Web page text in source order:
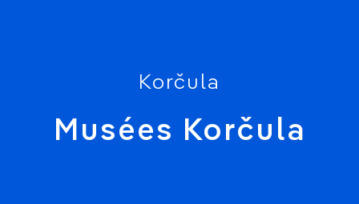
Korčula
Musées Korčula